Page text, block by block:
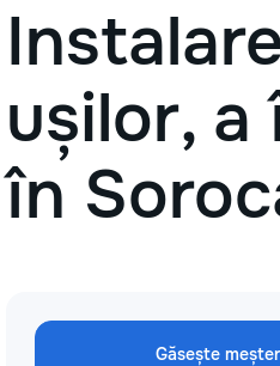
ușilor,
în
Găsește meșter